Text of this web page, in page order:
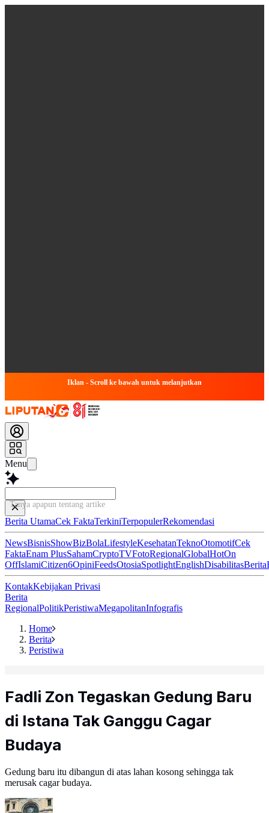
Iklan - Scroll ke bawah untuk melanjutkan
Menu
Tanya apapun tentang artikel ini...
Berita UtamaCek FaktaTerkiniTerpopulerRekomendasi
NewsBisnisShowBizBolaLifestyleKesehatanTeknoOtomotifCek
FaktaEnam PlusSahamCryptoTVFotoRegionalGlobalHotOn
OffIslamiCitizen6OpiniFeedsOtosiaSpotlightEnglishDisabilitasBerita
KontakKebijakan Privasi
Berita
RegionalPolitikPeristiwaMegapolitanInfografis
Home
Berita
Peristiwa
Fadli Zon Tegaskan Gedung Baru
di Istana Tak Ganggu Cagar
Budaya
Gedung baru itu dibangun di atas lahan kosong sehingga tak
merusak cagar budaya.